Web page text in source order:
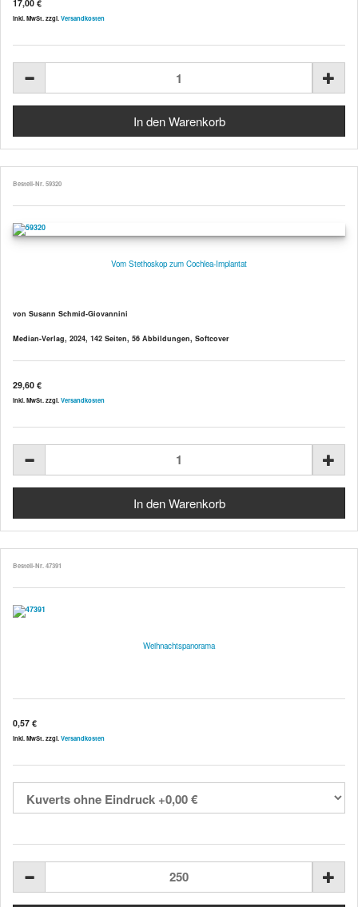
17,00 €
inkl. MwSt. zzgl. Versandkosten
Bestell-Nr. 59320
Vom Stethoskop zum Cochlea-Implantat
von Susann Schmid-Giovannini
Median-Verlag, 2024, 142 Seiten, 56 Abbildungen, Softcover
29,60 €
inkl. MwSt. zzgl. Versandkosten
Bestell-Nr. 47391
Weihnachtspanorama
0,57 €
inkl. MwSt. zzgl. Versandkosten